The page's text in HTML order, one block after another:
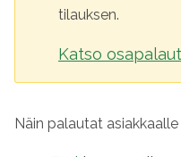
tilauksen.
Katso
Näin palautat